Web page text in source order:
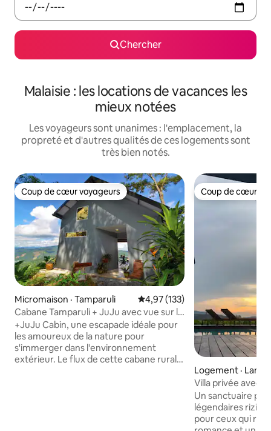
Chercher
Malaisie : les locations de vacances les
mieux notées
Les voyageurs sont unanimes : l'emplacement, la
propreté et d'autres qualités de ces logements sont
très bien notés.
Coup de cœur voyageurs
Coup de cœur voyageurs
Micromaison · Tamparuli Note moyenne de 4,97 sur 5,
4,97 (133)
Cabane Tamparuli + JuJu avec vue sur la
montagne
+JuJu Cabin, une escapade idéale pour
les amoureux de la nature pour
s'immerger dans l'environnement
extérieur. Le flux de cette cabane rurale
Coup de cœur
Coup de cœur
Logement ·
Villa privée avec
à Langkawi
Un sanctuaire
légendaires
pour ceux qui